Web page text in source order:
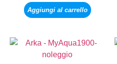
Aggiungi al carrello